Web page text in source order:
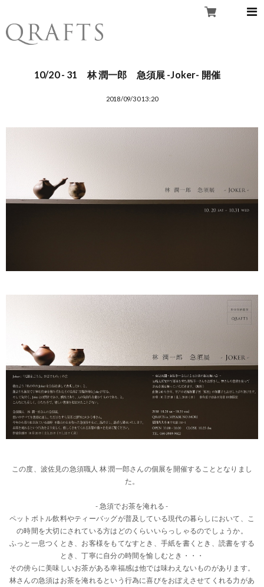
10/20 - 31 林 潤一郎 急須展 -Joker- 開催
2018/09/30 13:20
この度、波佐見の急須職人 林 潤一郎さんの個展を開催することとなりまし
た。
- 急須でお茶を淹れる -
ペットボトル飲料やティーバッグが普及している現代の暮らしにおいて、こ
の時間を大切にされている方はどのくらいいらっしゃるのでしょうか。
ふっと一息つくとき、お客様をもてなすとき、手紙を書くとき、読書をする
とき、丁寧に自分の時間を愉しむとき・・・
その傍らに美味しいお茶がある幸福感は他では味わえないものがあります。
林さんの急須はお茶を淹れるという行為に喜びをおぼえさせてくれる力があ